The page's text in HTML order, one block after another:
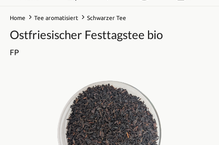
Home Tee aromatisiert Schwarzer Tee
Ostfriesischer Festtagstee bio
FP
Bildergalerie überspringen